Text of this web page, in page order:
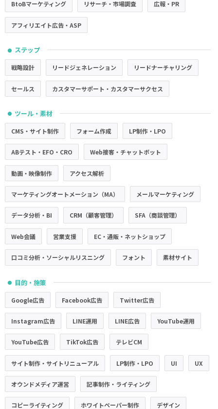
BtoBマーケティング リサーチ・市場調査 広報・PR
アフィリエイト広告・ASP
● ステップ
戦略設計 リードジェネレーション リードナーチャリング
セールス カスタマーサポート・カスタマーサクセス
● ツール・素材
CMS・サイト制作 フォーム作成 LP制作・LPO
ABテスト・EFO・CRO Web接客・チャットボット
動画・映像制作 アクセス解析
マーケティングオートメーション（MA） メールマーケティング
データ分析・BI CRM（顧客管理） SFA（商談管理）
Web会議 営業支援 EC・通販・ネットショップ
口コミ分析・ソーシャルリスニング フォント 素材サイト
● 目的・施策
Google広告 Facebook広告 Twitter広告
Instagram広告 LINE運用 LINE広告 YouTube運用
YouTube広告 TikTok広告 テレビCM
サイト制作・サイトリニューアル LP制作・LPO UI UX
オウンドメディア運営 記事制作・ライティング
コピーライティング ホワイトペーパー制作 デザイン